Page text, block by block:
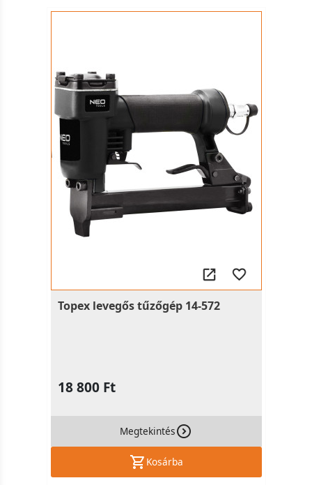
Topex levegős tűzőgép 14-572
18 800 Ft
Megtekintés
Kosárba